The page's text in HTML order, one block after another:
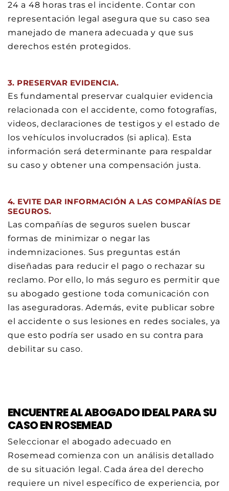
24 a 48 horas tras el incidente. Contar con
representación legal asegura que su caso sea
manejado de manera adecuada y que sus
derechos estén protegidos.
3. PRESERVAR EVIDENCIA.
Es fundamental preservar cualquier evidencia
relacionada con el accidente, como fotografías,
videos, declaraciones de testigos y el estado de
los vehículos involucrados (si aplica). Esta
información será determinante para respaldar
su caso y obtener una compensación justa.
4. EVITE DAR INFORMACIÓN A LAS COMPAÑÍAS DE
SEGUROS.
Las compañías de seguros suelen buscar
formas de minimizar o negar las
indemnizaciones. Sus preguntas están
diseñadas para reducir el pago o rechazar su
reclamo. Por ello, lo más seguro es permitir que
su abogado gestione toda comunicación con
las aseguradoras. Además, evite publicar sobre
el accidente o sus lesiones en redes sociales, ya
que esto podría ser usado en su contra para
debilitar su caso.
ENCUENTRE AL ABOGADO IDEAL PARA SU
CASO EN ROSEMEAD
Seleccionar el abogado adecuado en
Rosemead comienza con un análisis detallado
de su situación legal. Cada área del derecho
requiere un nivel específico de experiencia, por